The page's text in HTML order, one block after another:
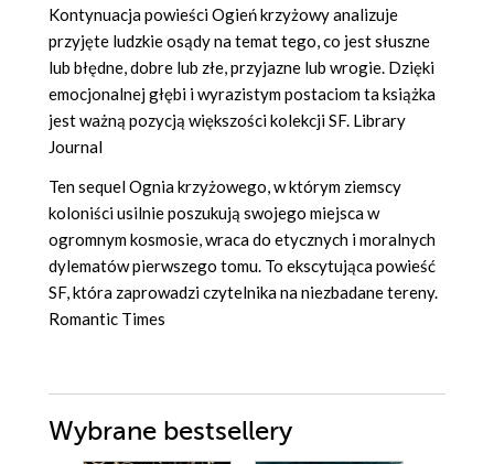
Kontynuacja powieści Ogień krzyżowy analizuje
przyjęte ludzkie osądy na temat tego, co jest słuszne
lub błędne, dobre lub złe, przyjazne lub wrogie. Dzięki
emocjonalnej głębi i wyrazistym postaciom ta książka
jest ważną pozycją większości kolekcji SF. Library
Journal
Ten sequel Ognia krzyżowego, w którym ziemscy
koloniści usilnie poszukują swojego miejsca w
ogromnym kosmosie, wraca do etycznych i moralnych
dylematów pierwszego tomu. To ekscytująca powieść
SF, która zaprowadzi czytelnika na niezbadane tereny.
Romantic Times
Wybrane bestsellery